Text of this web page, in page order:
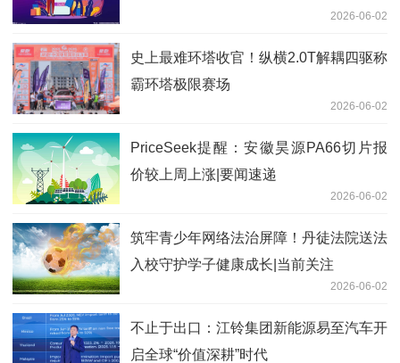
2026-06-02
史上最难环塔收官！纵横2.0T解耦四驱称
霸环塔极限赛场
2026-06-02
PriceSeek提醒：安徽昊源PA66切片报
价较上周上涨|要闻速递
2026-06-02
筑牢青少年网络法治屏障！丹徒法院送法
入校守护学子健康成长|当前关注
2026-06-02
不止于出口：江铃集团新能源易至汽车开
启全球“价值深耕”时代